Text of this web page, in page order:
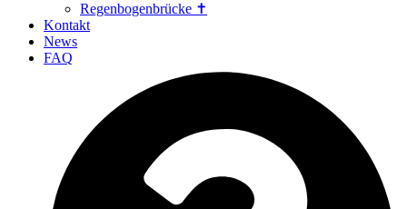
Regenbogenbrücke ✝
Kontakt
News
FAQ